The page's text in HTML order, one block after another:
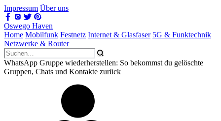
Impressum Über uns
Oswego Haven
Home Mobilfunk Festnetz Internet & Glasfaser 5G & Funktechnik
Netzwerke & Router
WhatsApp Gruppe wiederherstellen: So bekommst du gelöschte
Gruppen, Chats und Kontakte zurück